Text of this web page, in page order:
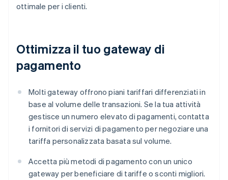
ottimale per i clienti.
Ottimizza il tuo gateway di
pagamento
Molti gateway offrono piani tariffari differenziati in
base al volume delle transazioni. Se la tua attività
gestisce un numero elevato di pagamenti, contatta
i fornitori di servizi di pagamento per negoziare una
tariffa personalizzata basata sul volume.
Accetta più metodi di pagamento con un unico
gateway per beneficiare di tariffe o sconti migliori.